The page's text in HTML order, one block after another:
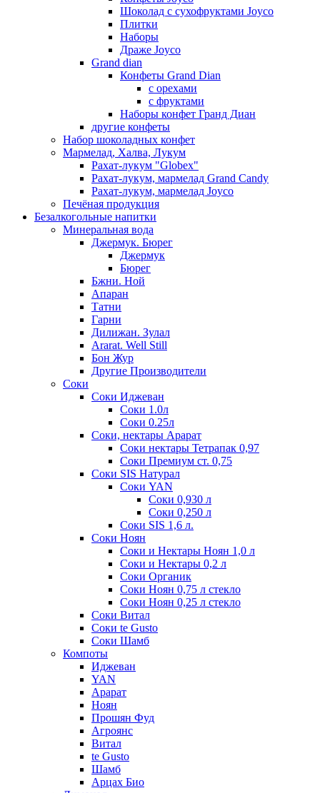
Шоколад с сухофруктами Joyco
Плитки
Наборы
Драже Joyco
Grand dian
Конфеты Grand Dian
с орехами
с фруктами
Наборы конфет Гранд Диан
другие конфеты
Набор шоколадных конфет
Мармелад, Халва, Лукум
Рахат-лукум "Globex"
Рахат-лукум, мармелад Grand Candy
Рахат-лукум, мармелад Joyco
Печёная продукция
Безалкогольные напитки
Минеральная вода
Джермук. Бюрег
Джермук
Бюрег
Бжни. Ной
Апаран
Татни
Гарни
Дилижан. Зулал
Ararat. Well Still
Бон Жур
Другие Производители
Соки
Соки Иджеван
Соки 1.0л
Соки 0.25л
Соки, нектары Арарат
Соки нектары Тетрапак 0,97
Соки Премиум ст. 0,75
Соки SIS Натурал
Соки YAN
Соки 0,930 л
Соки 0,250 л
Соки SIS 1,6 л.
Соки Ноян
Соки и Нектары Ноян 1,0 л
Соки и Нектары 0,2 л
Соки Органик
Соки Ноян 0,75 л стекло
Соки Ноян 0,25 л стекло
Соки Витал
Соки te Gusto
Соки Шамб
Компоты
Иджеван
YAN
Арарат
Ноян
Прошян Фуд
Агроянс
Витал
te Gusto
Шамб
Арцах Био